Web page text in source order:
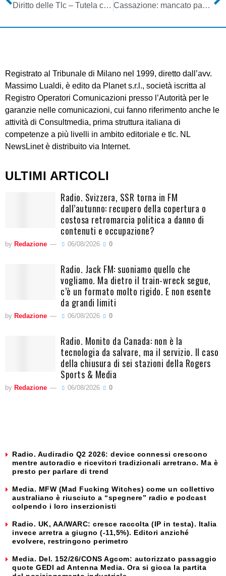
Diritto delle Tlc – Tutela cautelare e tentativo obbligatorio di conciliazione Cassazione: mancato pagamento del canone Rai? È competente il giudice tributario
Registrato al Tribunale di Milano nel 1999, diretto dall’avv.
Massimo Lualdi, è edito da Planet s.r.l., società iscritta al
Registro Operatori Comunicazioni presso l’Autorità per le
garanzie nelle comunicazioni, cui fanno riferimento anche le
attività di Consultmedia, prima struttura italiana di
competenze a più livelli in ambito editoriale e tlc. NL
NewsLinet è distribuito via Internet.
ULTIMI ARTICOLI
Radio. Svizzera, SSR torna in FM
dall’autunno: recupero della copertura o
costosa retromarcia politica a danno di
contenuti e occupazione?
by Redazione 06/08/2026 0
Radio. Jack FM: suoniamo quello che
vogliamo. Ma dietro il train-wreck segue,
c’è un formato molto rigido. E non esente
da grandi limiti
by Redazione 06/08/2026 0
Radio. Monito da Canada: non è la
tecnologia da salvare, ma il servizio. Il caso
della chiusura di sei stazioni della Rogers
Sports & Media
by Redazione 06/08/2026 0
Radio. Audiradio Q2 2026: device connessi crescono
mentre autoradio e ricevitori tradizionali arretrano. Ma è
presto per parlare di trend
Media. MFW (Mad Fucking Witches) come un collettivo
australiano è riusciuto a “spegnere” radio e podcast
colpendo i loro inserzionisti
Radio. UK, AA/WARC: cresce raccolta (IP in testa). Italia
invece arretra a giugno (-11,5%). Editori anziché
evolvere, restringono perimetro
Media. Del. 152/26/CONS Agcom: autorizzato passaggio
quote GEDI ad Antenna Media. Ora si gioca la partita